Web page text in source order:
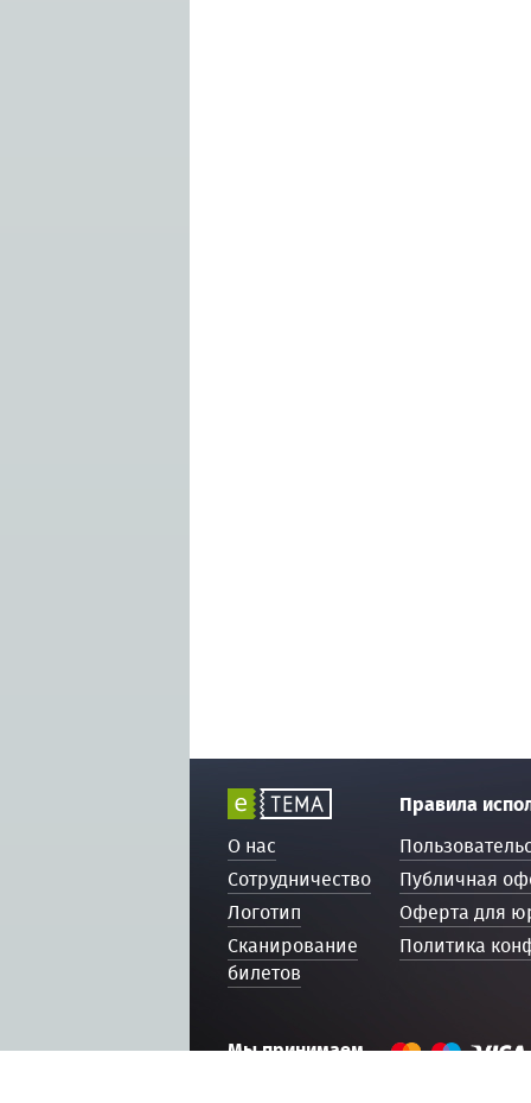
О нас
Сотрудничество
Логотип
Сканирование
билетов
Правила
Публичная
Оферта для
Политика
Мы принимаем